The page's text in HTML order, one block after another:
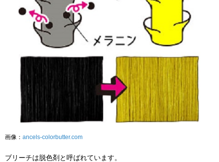
画像： ancels-colorbutter.com
ブリーチは脱色剤と呼ばれています。